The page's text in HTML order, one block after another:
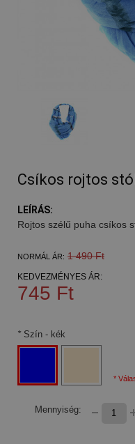
Csíkos rojtos
LEÍRÁS:
Rojtos szélű puha csíkos
NORMÁL ÁR: 1 490 Ft
KEDVEZMÉNYES ÁR:
745 Ft
* Szín - kék
*
Mennyiség: